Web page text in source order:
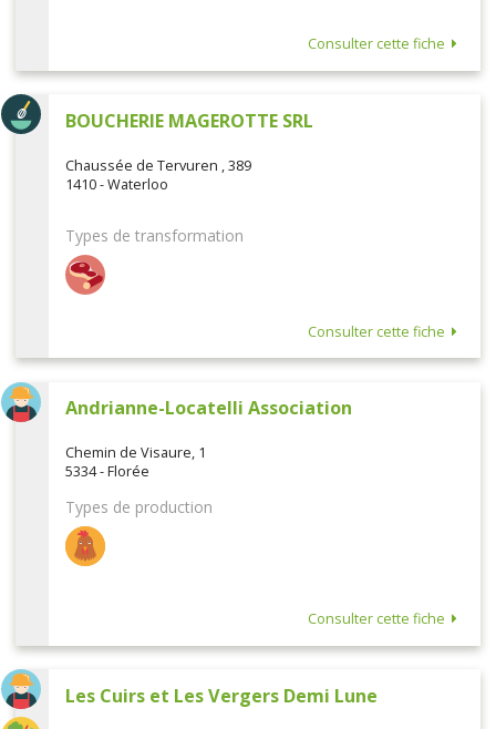
Consulter cette fiche
BOUCHERIE MAGEROTTE SRL
Chaussée de Tervuren , 389
1410 - Waterloo
Types de transformation
Consulter cette fiche
Andrianne-Locatelli Association
Chemin de Visaure, 1
5334 - Florée
Types de production
Consulter cette fiche
Les Cuirs et Les Vergers Demi Lune